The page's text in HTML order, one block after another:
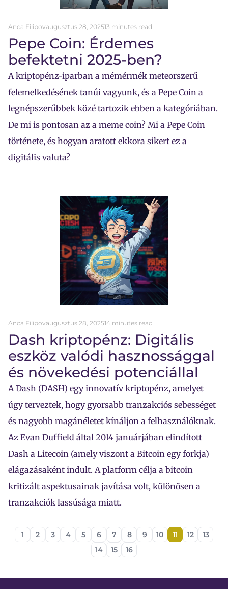
Anca Filipovaugusztus 28, 202513 minutes read
Pepe Coin: Érdemes
befektetni 2025-ben?
A kriptopénz-iparban a mémérmék meteorszerű
felemelkedésének tanúi vagyunk, és a Pepe Coin a
legnépszerűbbek közé tartozik ebben a kategóriában.
De mi is pontosan az a meme coin? Mi a Pepe Coin
története, és hogyan aratott ekkora sikert ez a
digitális valuta?
Anca Filipovaugusztus 28, 202514 minutes read
Dash kriptopénz: Digitális
eszköz valódi hasznossággal
és növekedési potenciállal
A Dash (DASH) egy innovatív kriptopénz, amelyet
úgy terveztek, hogy gyorsabb tranzakciós sebességet
és nagyobb magánéletet kínáljon a felhasználóknak.
Az Evan Duffield által 2014 januárjában elindított
Dash a Litecoin (amely viszont a Bitcoin egy forkja)
elágazásaként indult. A platform célja a bitcoin
kritizált aspektusainak javítása volt, különösen a
tranzakciók lassúsága miatt.
1 2 3 4 5 6 7 8 9 10 11 12
13
14
15 16